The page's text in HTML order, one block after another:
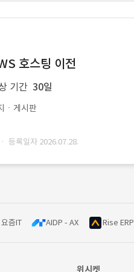
호스팅 이전
기간 30일
ㆍ게시판
· 등록일자 2026.07.28.
요즘IT AIDP - AX Rise ERP
위시켓